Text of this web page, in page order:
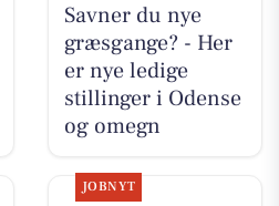
Savner du nye
græsgange? - Her
er nye ledige
stillinger i Odense
og omegn
JOBNYT